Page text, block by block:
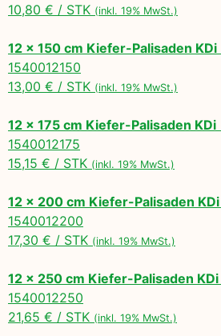
10,80 € / STK (inkl. 19% MwSt.)
12 x 150 cm Kiefer-Palisaden KDi
1540012150
13,00 € / STK (inkl. 19% MwSt.)
12 x 175 cm Kiefer-Palisaden KDi
1540012175
15,15 € / STK (inkl. 19% MwSt.)
12 x 200 cm Kiefer-Palisaden KDi
1540012200
17,30 € / STK (inkl. 19% MwSt.)
12 x 250 cm Kiefer-Palisaden KDi
1540012250
21,65 € / STK (inkl. 19% MwSt.)